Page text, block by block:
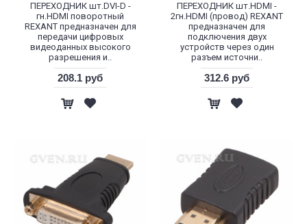
ПЕРЕХОДНИК шт.DVI-D -
гн.HDMI поворотный
REXANT предназначен для
передачи цифровых
видеоданных высокого
разрешения и..
208.1 руб
ПЕРЕХОДНИК шт.HDMI -
2гн.HDMI (провод) REXANT
предназначен для
подключения двух
устройств через один
разъем источни..
312.6 руб